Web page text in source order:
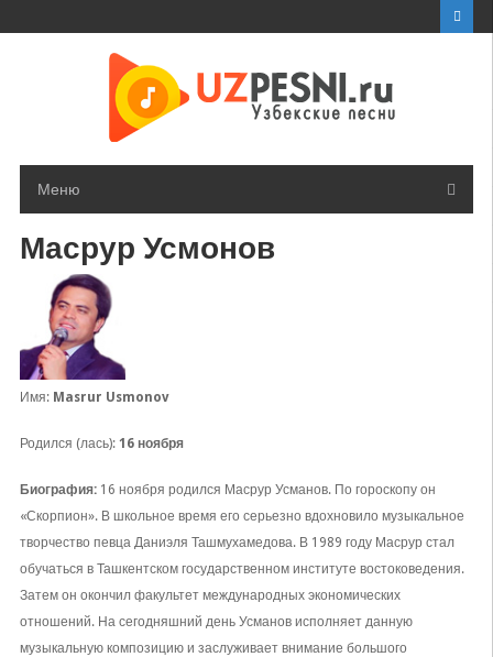
Меню
Масрур Усмонов
Имя: Masrur Usmonov
Родился (лась): 16 ноября
Биография: 16 ноября родился Масрур Усманов. По гороскопу он
«Скорпион». В школьное время его серьезно вдохновило музыкальное
творчество певца Даниэля Ташмухамедова. В 1989 году Масрур стал
обучаться в Ташкентском государственном институте востоковедения.
Затем он окончил факультет международных экономических
отношений. На сегодняшний день Усманов исполняет данную
музыкальную композицию и заслуживает внимание большого